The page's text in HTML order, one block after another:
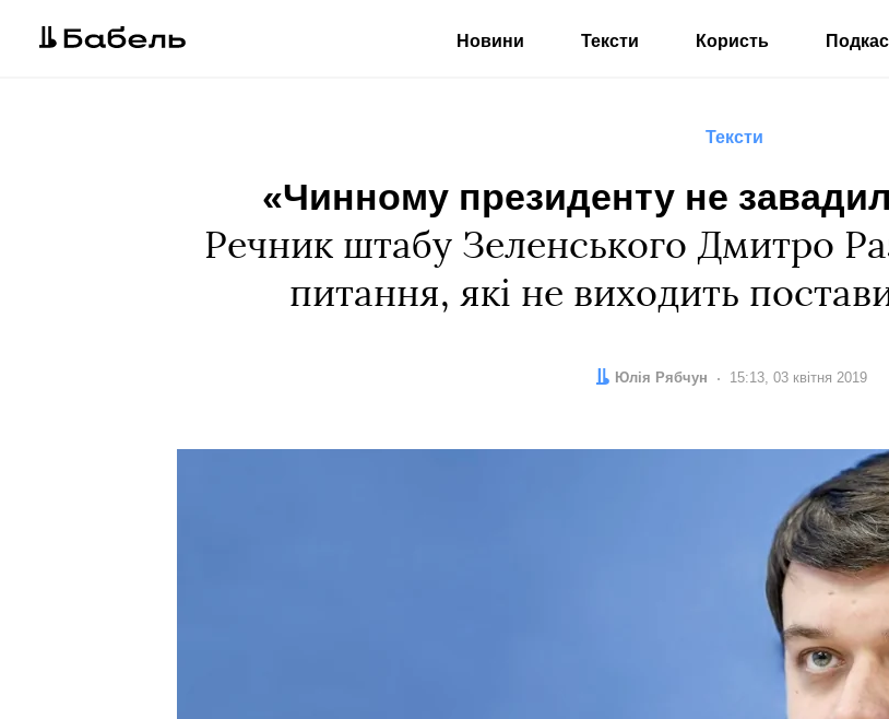
Новини Тексти Користь
Тексти
«Чинному президенту не
Речник штабу Зеленського Дмитро
питання, які не виходить
Автор:
Юлія Рябчун Дата:
15:13, 03 квітня 2019